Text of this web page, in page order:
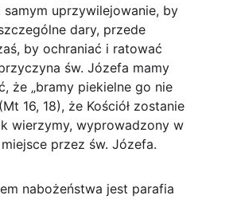
samym uprzywilejowanie, by
dary, przede
by ochraniać i ratować
św. Józefa mamy
że „bramy piekielne go nie
16, 18), że Kościół zostanie
wierzymy, wyprowadzony w
przez św. Józefa.
nabożeństwa jest parafia